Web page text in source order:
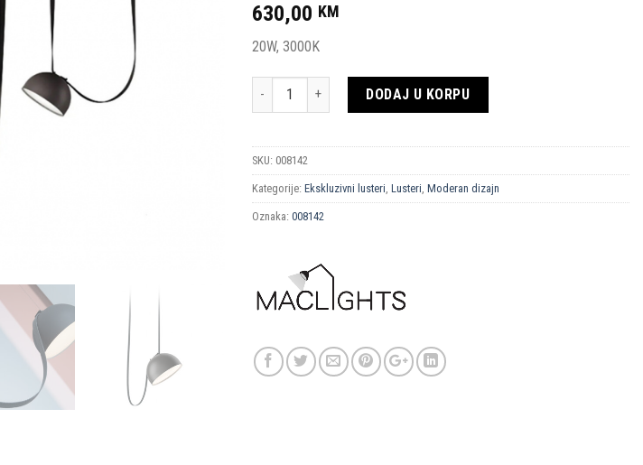
630,00 KM
20W, 3000K
Količina DODAJ U KORPU
SKU: 008142
Kategorije: Ekskluzivni lusteri Lusteri Moderan dizajn
Oznaka: 008142